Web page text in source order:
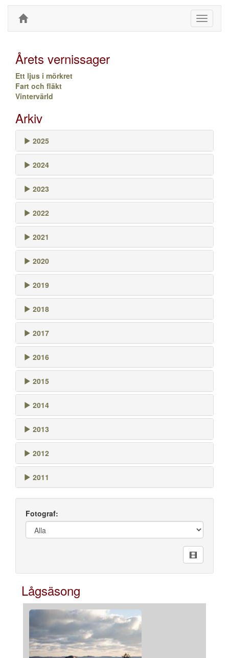
Toggle
Årets vernissager
Ett ljus i mörkret
Fart och fläkt
Vintervärld
Arkiv
2025
2024
2023
2022
2021
2020
2019
2018
2017
2016
2015
2014
2013
2012
2011
Fotograf:
Lågsäsong